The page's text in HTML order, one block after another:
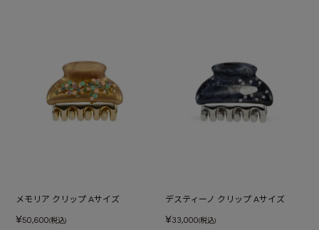
メモリア クリップ Aサイズ
¥50,600(税込)
デスティーノ クリップ Aサイズ
¥33,000(税込)